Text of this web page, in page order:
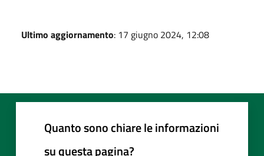
Ultimo aggiornamento: 17 giugno 2024, 12:08
Quanto sono chiare le informazioni
su questa pagina?